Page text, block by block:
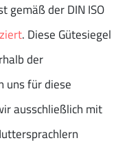
gemäß der DIN ISO
. Diese Gütesiegel
der
uns für diese
ausschließlich mit